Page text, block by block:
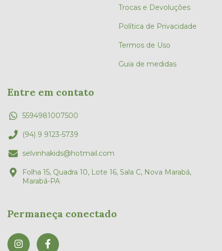
Trocas e Devoluções
Política de Privacidade
Termos de Uso
Guia de medidas
Entre em contato
5594981007500
(94) 9 9123-5739
selvinhakids@hotmail.com
Folha 15, Quadra 10, Lote 16, Sala C, Nova Marabá,
Marabá-PA
Permaneça conectado